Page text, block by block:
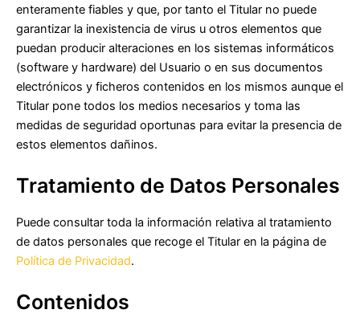
enteramente fiables y que, por tanto el Titular no puede
garantizar la inexistencia de virus u otros elementos que
puedan producir alteraciones en los sistemas informáticos
(software y hardware) del Usuario o en sus documentos
electrónicos y ficheros contenidos en los mismos aunque el
Titular pone todos los medios necesarios y toma las
medidas de seguridad oportunas para evitar la presencia de
estos elementos dañinos.
Tratamiento de Datos Personales
Puede consultar toda la información relativa al tratamiento
de datos personales que recoge el Titular en la página de
Política de Privacidad.
Contenidos